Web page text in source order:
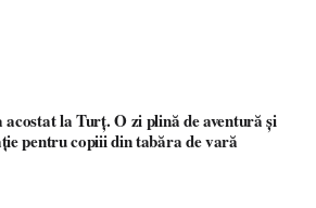
la Turț. O zi plină de aventură și
pentru copiii din tabăra de vară